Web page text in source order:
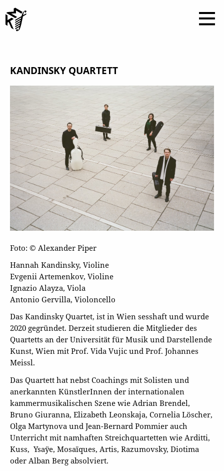
KANDINSKY QUARTETT
Foto: © Alexander Piper
Hannah Kandinsky, Violine
Evgenii Artemenkov, Violine
Ignazio Alayza, Viola
Antonio Gervilla, Violoncello
Das Kandinsky Quartet, ist in Wien sesshaft und wurde
2020 gegründet. Derzeit studieren die Mitglieder des
Quartetts an der Universität für Musik und Darstellende
Kunst, Wien mit Prof. Vida Vujic und Prof. Johannes
Meissl.
Das Quartett hat nebst Coachings mit Solisten und
anerkannten KünstlerInnen der internationalen
kammermusikalischen Szene wie Adrian Brendel,
Bruno Giuranna, Elizabeth Leonskaja, Cornelia Löscher,
Olga Martynova und Jean-Bernard Pommier auch
Unterricht mit namhaften Streichquartetten wie Arditti,
Kuss, Ysaÿe, Mosaïques, Artis, Razumovsky, Diotima
oder Alban Berg absolviert.